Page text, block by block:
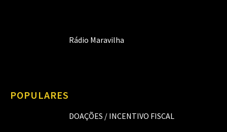
Rádio Maravilha
POPULARES
DOAÇÕES / INCENTIVO FISCAL